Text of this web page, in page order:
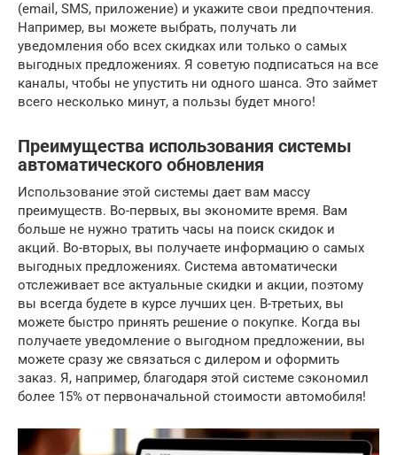
(email, SMS, приложение) и укажите свои предпочтения.
Например, вы можете выбрать, получать ли
уведомления обо всех скидках или только о самых
выгодных предложениях. Я советую подписаться на все
каналы, чтобы не упустить ни одного шанса. Это займет
всего несколько минут, а пользы будет много!
Преимущества использования системы
автоматического обновления
Использование этой системы дает вам массу
преимуществ. Во-первых, вы экономите время. Вам
больше не нужно тратить часы на поиск скидок и
акций. Во-вторых, вы получаете информацию о самых
выгодных предложениях. Система автоматически
отслеживает все актуальные скидки и акции, поэтому
вы всегда будете в курсе лучших цен. В-третьих, вы
можете быстро принять решение о покупке. Когда вы
получаете уведомление о выгодном предложении, вы
можете сразу же связаться с дилером и оформить
заказ. Я, например, благодаря этой системе сэкономил
более 15% от первоначальной стоимости автомобиля!